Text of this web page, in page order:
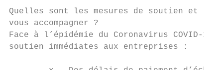
Quelles sont les mesures de soutien et
vous accompagner ?
Face à l’épidémie du Coronavirus COVID-
soutien immédiates aux entreprises :